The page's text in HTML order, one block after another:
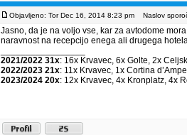
Objavljeno: Tor Dec 16, 2014 8:23 pm Naslov
Jasno, da je na voljo vse, kar za avtodome
naravnost na recepcijo enega ali drugega
2021/2022 31x: 16x Krvavec, 6x Golte, 2x
2022/2023 21x: 11x Krvavec, 1x Cortina
2023/2024 20x: 12x Krvavec, 4x Kronplatz, 4x